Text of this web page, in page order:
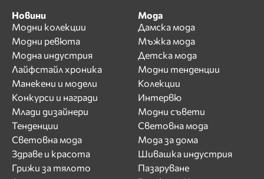
Новини
Модни колекции
Модни ревюта
Модна индустрия
Лайфстайл хроника
Манекени и модели
Конкурси и награди
Млади дизайнери
Тенденции
Световна мода
Здраве и красота
Грижи за тялото
Мода
Дамска мода
Мъжка мода
Детска мода
Модни тенденции
Колекции
Интервю
Модни съвети
Световна мода
Мода за дома
Шивашка индустрия
Пазаруване